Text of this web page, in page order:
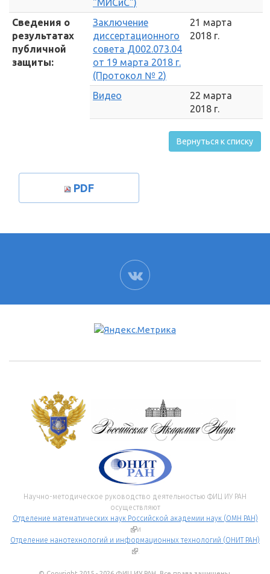
"МИСиС")
Сведения о
результатах
публичной
защиты:
Заключение
диссертационного
совета Д002.073.04
от 19 марта 2018 г.
(Протокол № 2)
21 марта
2018 г.
Видео
22 марта
2018 г.
Вернуться к списку
PDF
ВК
Научно-методическое руководство деятельностью ФИЦ ИУ РАН
осуществляют
Отделение математических наук Российской академии наук (ОМН РАН)
(внешняя ссылка)
и
Отделение нанотехнологий и информационных технологий (ОНИТ РАН)
(внешняя ссылка)
.